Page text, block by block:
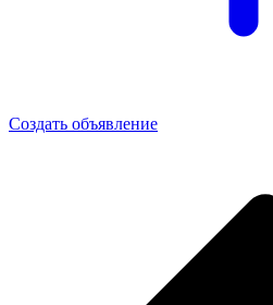
Создать объявление